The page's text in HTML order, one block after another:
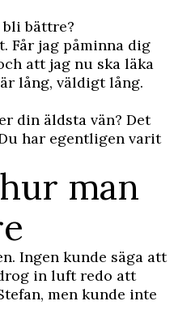
bättre?
Får jag påminna dig
att jag nu ska läka
lång, väldigt lång.
din äldsta vän? Det
har egentligen varit
man
Ingen kunde säga att
in luft redo att
men kunde inte